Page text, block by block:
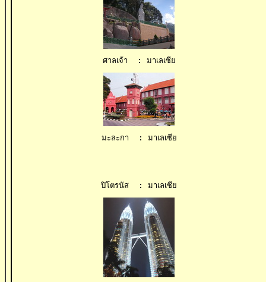
ศาลเจ้า  : มาเลเซีย
มะละกา  : มาเลเซีย
ปิโตรนัส  : มาเลเซีย